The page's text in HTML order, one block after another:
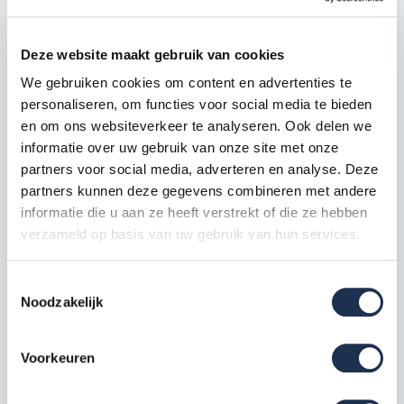
Deze website maakt gebruik van cookies
We gebruiken cookies om content en advertenties te
personaliseren, om functies voor social media te bieden
en om ons websiteverkeer te analyseren. Ook delen we
informatie over uw gebruik van onze site met onze
partners voor social media, adverteren en analyse. Deze
partners kunnen deze gegevens combineren met andere
informatie die u aan ze heeft verstrekt of die ze hebben
verzameld op basis van uw gebruik van hun services.
Noodzakelijk
Voorkeuren
keurmerken en certificaten:
TÜV certificaat
EN 1004-1
EN 1004-2
De configuratie van de rolsteiger die je nu
bekijkt bevat de volgende samenstelling: